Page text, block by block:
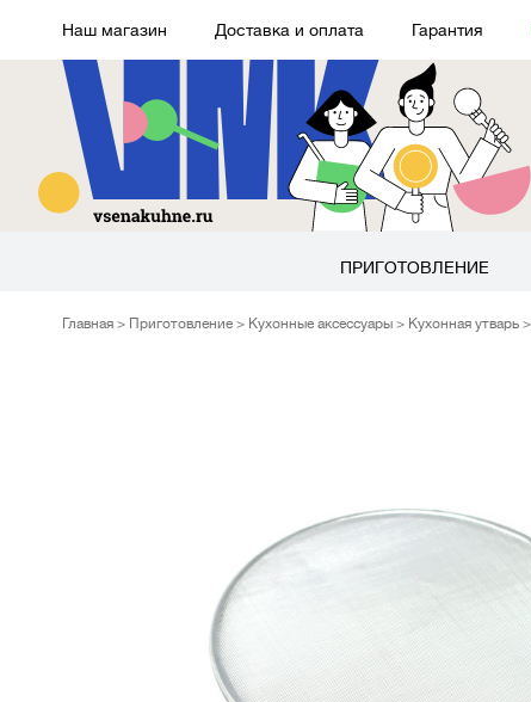
Наш магазин Доставка и оплата Гарантия
ПРИГОТОВЛЕНИЕ
Главная Приготовление Кухонные аксессуары Кухонная утварь